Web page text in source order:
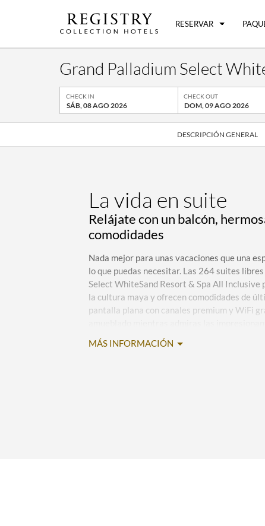
RESERVAR
Grand Palladium Select
CHECK IN
SÁB, 08 AGO 2026
CHECK OUT
DOM, 09 AGO 2026
DESCRIPCIÓN GENERAL
La vida en suite
Relájate con un balcón,
comodidades
Nada mejor para unas vacaciones que una
lo que puedas necesitar. Las 264 suites
Select WhiteSand Resort & Spa All
la cultura maya y ofrecen comodidades de
pantalla plana con canales premium y WiFi
manglares o relájate en la acogedora sala de
ordenas un snack al Room Service disponible
MÁS INFORMACIÓN